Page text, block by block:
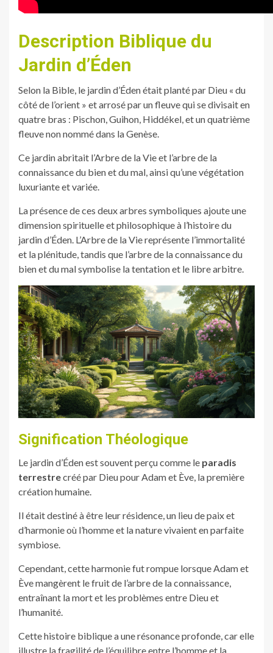
Description Biblique du
Jardin d’Éden
Selon la Bible, le jardin d’Éden était planté par Dieu « du
côté de l’orient » et arrosé par un fleuve qui se divisait en
quatre bras : Pischon, Guihon, Hiddékel, et un quatrième
fleuve non nommé dans la Genèse.
Ce jardin abritait l’Arbre de la Vie et l’arbre de la
connaissance du bien et du mal, ainsi qu’une végétation
luxuriante et variée.
La présence de ces deux arbres symboliques ajoute une
dimension spirituelle et philosophique à l’histoire du
jardin d’Éden. L’Arbre de la Vie représente l’immortalité
et la plénitude, tandis que l’arbre de la connaissance du
bien et du mal symbolise la tentation et le libre arbitre.
Signification Théologique
Le jardin d’Éden est souvent perçu comme le paradis
terrestrecréé par Dieu pour Adam et Ève, la première
création humaine.
Il était destiné à être leur résidence, un lieu de paix et
d’harmonie où l’homme et la nature vivaient en parfaite
symbiose.
Cependant, cette harmonie fut rompue lorsque Adam et
Ève mangèrent le fruit de l’arbre de la connaissance,
entraînant la mort et les problèmes entre Dieu et
l’humanité.
Cette histoire biblique a une résonance profonde, car elle
illustre la fragilité de l’équilibre entre l’homme et la